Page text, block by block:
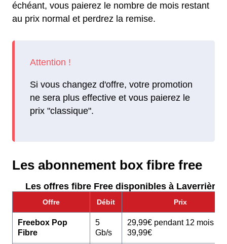
échéant, vous paierez le nombre de mois restant
au prix normal et perdrez la remise.
Si vous changez d'offre, votre promotion
ne sera plus effective et vous paierez le
prix "classique".
Les abonnement box fibre free
Les offres fibre Free disponibles à Laverrière :
Offre Débit Prix
Freebox Pop
Fibre
5
Gb/s
29,99€ pendant 12 mois
39,99€